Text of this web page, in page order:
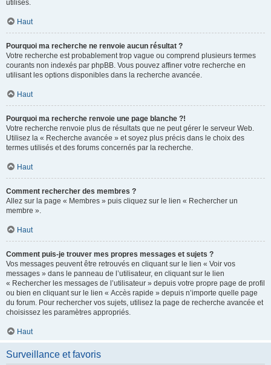
utilisés.
Haut
Pourquoi ma recherche ne renvoie aucun résultat ?
Votre recherche est probablement trop vague ou comprend plusieurs termes
courants non indexés par phpBB. Vous pouvez affiner votre recherche en
utilisant les options disponibles dans la recherche avancée.
Haut
Pourquoi ma recherche renvoie une page blanche ?!
Votre recherche renvoie plus de résultats que ne peut gérer le serveur Web.
Utilisez la « Recherche avancée » et soyez plus précis dans le choix des
termes utilisés et des forums concernés par la recherche.
Haut
Comment rechercher des membres ?
Allez sur la page « Membres » puis cliquez sur le lien « Rechercher un
membre ».
Haut
Comment puis-je trouver mes propres messages et sujets ?
Vos messages peuvent être retrouvés en cliquant sur le lien « Voir vos
messages » dans le panneau de l’utilisateur, en cliquant sur le lien
« Rechercher les messages de l’utilisateur » depuis votre propre page de profil
ou bien en cliquant sur le lien « Accès rapide » depuis n’importe quelle page
du forum. Pour rechercher vos sujets, utilisez la page de recherche avancée et
choisissez les paramètres appropriés.
Haut
Surveillance et favoris